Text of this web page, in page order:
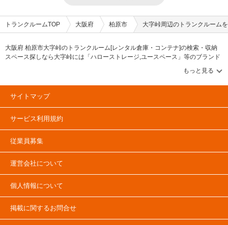
トランクルームTOP 大阪府 柏原市 大字峠周辺のトランクルーム
大阪府 柏原市大字峠のトランクルーム[レンタル倉庫・コンテナ]の検索・収納
スペース探しなら大字峠には「ハローストレージ,ユースペース」等のブランド
が掲載されています。借りたい地域から探して、広さ・料金[賃料]・セキュリテ
ィ・空調完備・24時間出し入れ可能などの希望条件で絞込み！豊富な物件数か
ら様々な方法でご希望の収納スペースを簡単に探せるトランクルーム情報サイ
トです。大字峠で気になるトランクルームを見つけたら、メールか電話でお問
サイトマップ
サービス利用規約
従業員募集
運営会社について
個人情報について
掲載に関するお問合せ